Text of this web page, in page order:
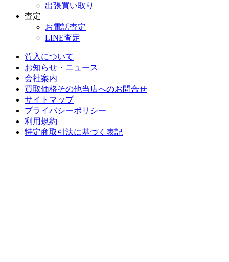
出張買い取り
査定
お電話査定
LINE査定
質入について
お知らせ・ニュース
会社案内
買取価格その他当店へのお問合せ
サイトマップ
プライバシーポリシー
利用規約
特定商取引法に基づく表記